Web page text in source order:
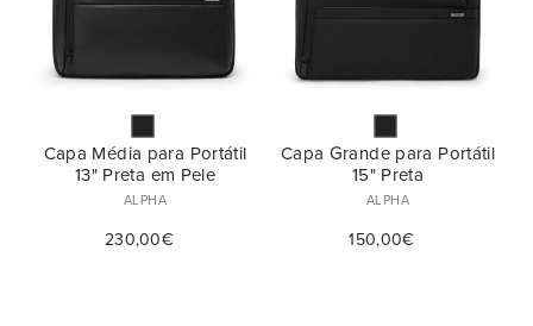
€ €
Capa Média para Portátil
13" Preta em Pele
ALPHA
230,00€
Capa Grande para Portátil
15" Preta
ALPHA
150,00€